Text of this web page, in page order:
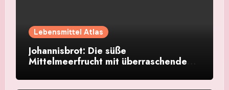
Lebensmittel Atlas
Johannisbrot: Die süße
Mittelmeerfrucht mit überraschendem